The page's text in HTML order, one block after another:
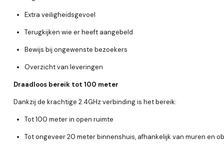
Extra veiligheidsgevoel
Terugkijken wie er heeft aangebeld
Bewijs bij ongewenste bezoekers
Overzicht van leveringen
Draadloos bereik tot 100 meter
Dankzij de krachtige 2.4GHz verbinding is het bereik:
Tot100 meter in open ruimte
Tot ongeveer20 meter binnenshuis, afhankelijk van muren en